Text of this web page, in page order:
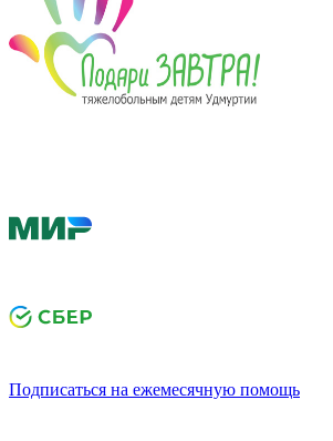
Подписаться на ежемесячную помощь